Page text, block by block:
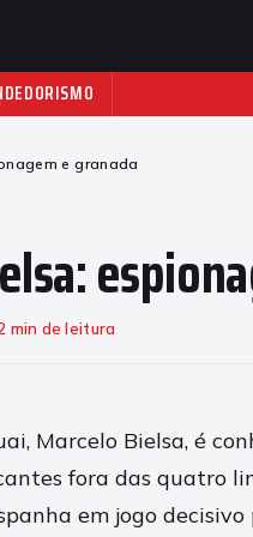
e granada
min de leitura
Marcelo Bielsa, é
fora das quatro
em jogo